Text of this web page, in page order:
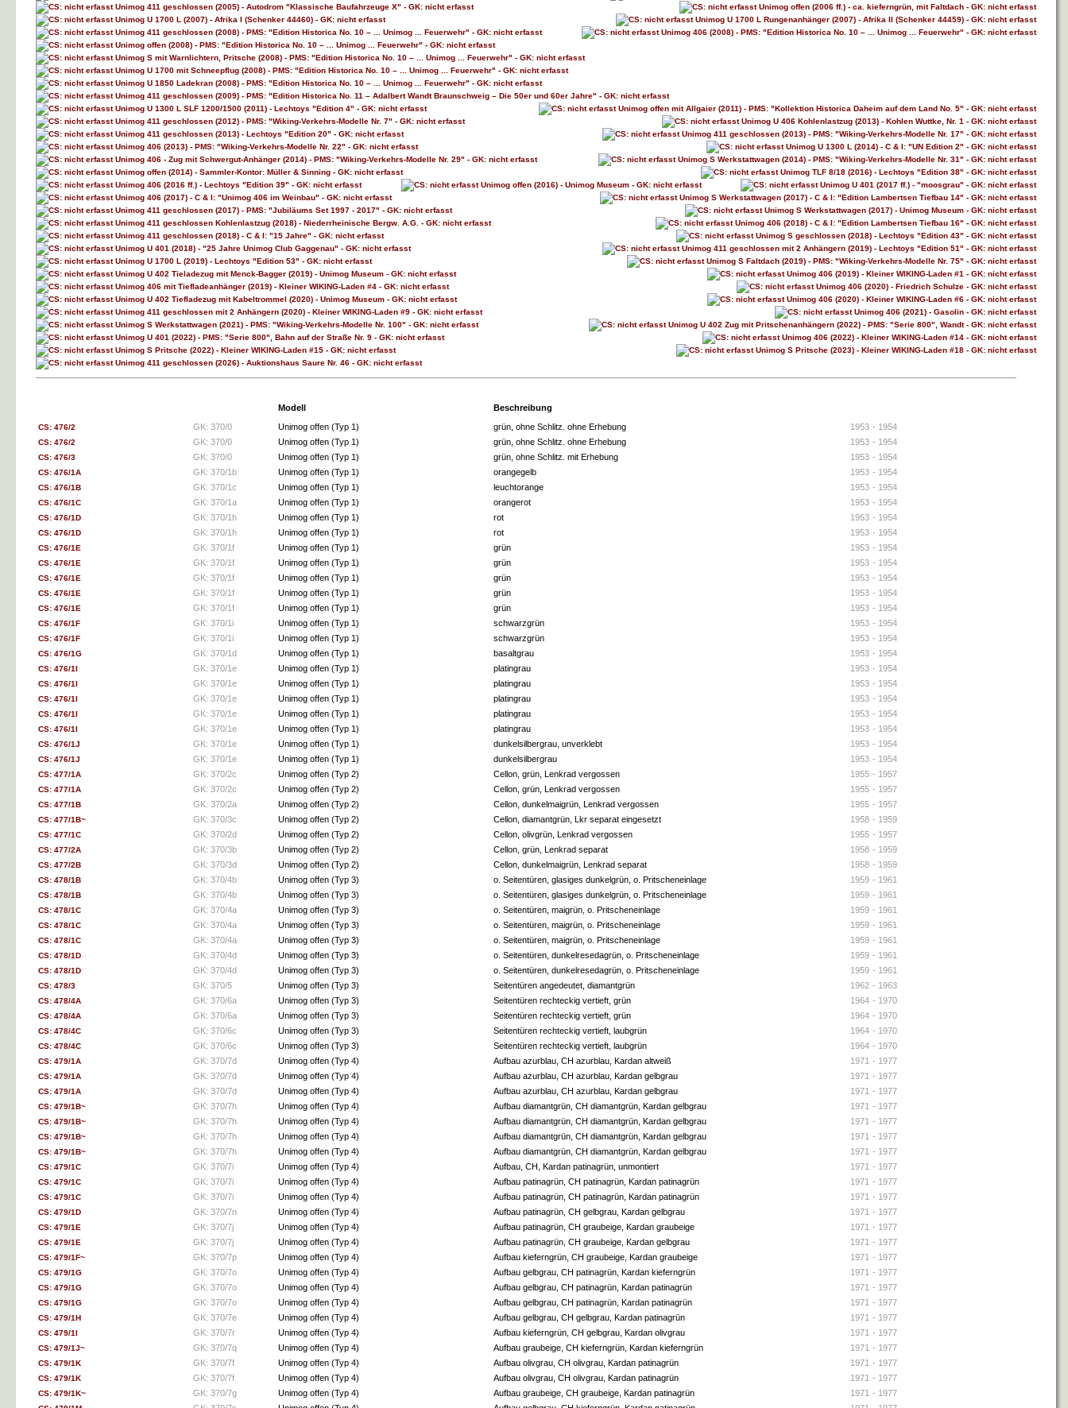
Modell Beschreibung
CS: 476/2 GK: 370/0 Unimog offen (Typ 1) grün, ohne Schlitz. ohne Erhebung 1953 - 1954
CS: 476/2 GK: 370/0 Unimog offen (Typ 1) grün, ohne Schlitz. ohne Erhebung 1953 - 1954
CS: 476/3 GK: 370/0 Unimog offen (Typ 1) grün, ohne Schlitz. mit Erhebung 1953 - 1954
CS: 476/1A GK: 370/1b Unimog offen (Typ 1) orangegelb 1953 - 1954
CS: 476/1B GK: 370/1c Unimog offen (Typ 1) leuchtorange 1953 - 1954
CS: 476/1C GK: 370/1a Unimog offen (Typ 1) orangerot 1953 - 1954
CS: 476/1D GK: 370/1h Unimog offen (Typ 1) rot 1953 - 1954
CS: 476/1D GK: 370/1h Unimog offen (Typ 1) rot 1953 - 1954
CS: 476/1E GK: 370/1f Unimog offen (Typ 1) grün 1953 - 1954
CS: 476/1E GK: 370/1f Unimog offen (Typ 1) grün 1953 - 1954
CS: 476/1E GK: 370/1f Unimog offen (Typ 1) grün 1953 - 1954
CS: 476/1E GK: 370/1f Unimog offen (Typ 1) grün 1953 - 1954
CS: 476/1E GK: 370/1f Unimog offen (Typ 1) grün 1953 - 1954
CS: 476/1F GK: 370/1i Unimog offen (Typ 1) schwarzgrün 1953 - 1954
CS: 476/1F GK: 370/1i Unimog offen (Typ 1) schwarzgrün 1953 - 1954
CS: 476/1G GK: 370/1d Unimog offen (Typ 1) basaltgrau 1953 - 1954
CS: 476/1I GK: 370/1e Unimog offen (Typ 1) platingrau 1953 - 1954
CS: 476/1I GK: 370/1e Unimog offen (Typ 1) platingrau 1953 - 1954
CS: 476/1I GK: 370/1e Unimog offen (Typ 1) platingrau 1953 - 1954
CS: 476/1I GK: 370/1e Unimog offen (Typ 1) platingrau 1953 - 1954
CS: 476/1I GK: 370/1e Unimog offen (Typ 1) platingrau 1953 - 1954
CS: 476/1J GK: 370/1e Unimog offen (Typ 1) dunkelsilbergrau, unverklebt 1953 - 1954
CS: 476/1J GK: 370/1e Unimog offen (Typ 1) dunkelsilbergrau 1953 - 1954
CS: 477/1A GK: 370/2c Unimog offen (Typ 2) Cellon, grün, Lenkrad vergossen 1955 - 1957
CS: 477/1A GK: 370/2c Unimog offen (Typ 2) Cellon, grün, Lenkrad vergossen 1955 - 1957
CS: 477/1B GK: 370/2a Unimog offen (Typ 2) Cellon, dunkelmaigrün, Lenkrad vergossen 1955 - 1957
CS: 477/1B~ GK: 370/3c Unimog offen (Typ 2) Cellon, diamantgrün, Lkr separat eingesetzt 1958 - 1959
CS: 477/1C GK: 370/2d Unimog offen (Typ 2) Cellon, olivgrün, Lenkrad vergossen 1955 - 1957
CS: 477/2A GK: 370/3b Unimog offen (Typ 2) Cellon, grün, Lenkrad separat 1958 - 1959
CS: 477/2B GK: 370/3d Unimog offen (Typ 2) Cellon, dunkelmaigrün, Lenkrad separat 1958 - 1959
CS: 478/1B GK: 370/4b Unimog offen (Typ 3) o. Seitentüren, glasiges dunkelgrün, o. Pritscheneinlage 1959 - 1961
CS: 478/1B GK: 370/4b Unimog offen (Typ 3) o. Seitentüren, glasiges dunkelgrün, o. Pritscheneinlage 1959 - 1961
CS: 478/1C GK: 370/4a Unimog offen (Typ 3) o. Seitentüren, maigrün, o. Pritscheneinlage 1959 - 1961
CS: 478/1C GK: 370/4a Unimog offen (Typ 3) o. Seitentüren, maigrün, o. Pritscheneinlage 1959 - 1961
CS: 478/1C GK: 370/4a Unimog offen (Typ 3) o. Seitentüren, maigrün, o. Pritscheneinlage 1959 - 1961
CS: 478/1D GK: 370/4d Unimog offen (Typ 3) o. Seitentüren, dunkelresedagrün, o. Pritscheneinlage 1959 - 1961
CS: 478/1D GK: 370/4d Unimog offen (Typ 3) o. Seitentüren, dunkelresedagrün, o. Pritscheneinlage 1959 - 1961
CS: 478/3 GK: 370/5 Unimog offen (Typ 3) Seitentüren angedeutet, diamantgrün 1962 - 1963
CS: 478/4A GK: 370/6a Unimog offen (Typ 3) Seitentüren rechteckig vertieft, grün 1964 - 1970
CS: 478/4A GK: 370/6a Unimog offen (Typ 3) Seitentüren rechteckig vertieft, grün 1964 - 1970
CS: 478/4C GK: 370/6c Unimog offen (Typ 3) Seitentüren rechteckig vertieft, laubgrün 1964 - 1970
CS: 478/4C GK: 370/6c Unimog offen (Typ 3) Seitentüren rechteckig vertieft, laubgrün 1964 - 1970
CS: 479/1A GK: 370/7d Unimog offen (Typ 4) Aufbau azurblau, CH azurblau, Kardan altweiß 1971 - 1977
CS: 479/1A GK: 370/7d Unimog offen (Typ 4) Aufbau azurblau, CH azurblau, Kardan gelbgrau 1971 - 1977
CS: 479/1A GK: 370/7d Unimog offen (Typ 4) Aufbau azurblau, CH azurblau, Kardan gelbgrau 1971 - 1977
CS: 479/1B~ GK: 370/7h Unimog offen (Typ 4) Aufbau diamantgrün, CH diamantgrün, Kardan gelbgrau 1971 - 1977
CS: 479/1B~ GK: 370/7h Unimog offen (Typ 4) Aufbau diamantgrün, CH diamantgrün, Kardan gelbgrau 1971 - 1977
CS: 479/1B~ GK: 370/7h Unimog offen (Typ 4) Aufbau diamantgrün, CH diamantgrün, Kardan gelbgrau 1971 - 1977
CS: 479/1B~ GK: 370/7h Unimog offen (Typ 4) Aufbau diamantgrün, CH diamantgrün, Kardan gelbgrau 1971 - 1977
CS: 479/1C GK: 370/7i Unimog offen (Typ 4) Aufbau, CH, Kardan patinagrün, unmontiert 1971 - 1977
CS: 479/1C GK: 370/7i Unimog offen (Typ 4) Aufbau patinagrün, CH patinagrün, Kardan patinagrün 1971 - 1977
CS: 479/1C GK: 370/7i Unimog offen (Typ 4) Aufbau patinagrün, CH patinagrün, Kardan patinagrün 1971 - 1977
CS: 479/1D GK: 370/7n Unimog offen (Typ 4) Aufbau patinagrün, CH gelbgrau, Kardan gelbgrau 1971 - 1977
CS: 479/1E GK: 370/7j Unimog offen (Typ 4) Aufbau patinagrün, CH graubeige, Kardan graubeige 1971 - 1977
CS: 479/1E GK: 370/7j Unimog offen (Typ 4) Aufbau patinagrün, CH graubeige, Kardan gelbgrau 1971 - 1977
CS: 479/1F~ GK: 370/7p Unimog offen (Typ 4) Aufbau kieferngrün, CH graubeige, Kardan graubeige 1971 - 1977
CS: 479/1G GK: 370/7o Unimog offen (Typ 4) Aufbau gelbgrau, CH patinagrün, Kardan kieferngrün 1971 - 1977
CS: 479/1G GK: 370/7o Unimog offen (Typ 4) Aufbau gelbgrau, CH patinagrün, Kardan patinagrün 1971 - 1977
CS: 479/1G GK: 370/7o Unimog offen (Typ 4) Aufbau gelbgrau, CH patinagrün, Kardan patinagrün 1971 - 1977
CS: 479/1H GK: 370/7e Unimog offen (Typ 4) Aufbau gelbgrau, CH gelbgrau, Kardan patinagrün 1971 - 1977
CS: 479/1I GK: 370/7r Unimog offen (Typ 4) Aufbau kieferngrün, CH gelbgrau, Kardan olivgrau 1971 - 1977
CS: 479/1J~ GK: 370/7q Unimog offen (Typ 4) Aufbau graubeige, CH kieferngrün, Kardan kieferngrün 1971 - 1977
CS: 479/1K GK: 370/7f Unimog offen (Typ 4) Aufbau olivgrau, CH olivgrau, Kardan patinagrün 1971 - 1977
CS: 479/1K GK: 370/7f Unimog offen (Typ 4) Aufbau olivgrau, CH olivgrau, Kardan patinagrün 1971 - 1977
CS: 479/1K~ GK: 370/7g Unimog offen (Typ 4) Aufbau graubeige, CH graubeige, Kardan patinagrün 1971 - 1977